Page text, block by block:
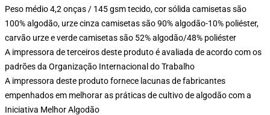
Peso médio 4,2 onças / 145 gsm tecido, cor sólida camisetas são
100% algodão, urze cinza camisetas são 90% algodão-10% poliéster,
carvão urze e verde camisetas são 52% algodão/48% poliéster
A impressora de terceiros deste produto é avaliada de acordo com os
padrões da Organização Internacional do Trabalho
A impressora deste produto fornece lacunas de fabricantes
empenhados em melhorar as práticas de cultivo de algodão com a
Iniciativa Melhor Algodão